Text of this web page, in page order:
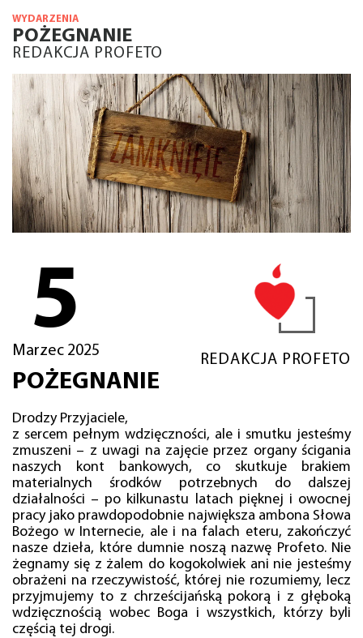
WYDARZENIA
POŻEGNANIE
REDAKCJA PROFETO
5
Marzec 2025
REDAKCJA PROFETO
POŻEGNANIE
Drodzy Przyjaciele,
z sercem pełnym wdzięczności, ale i smutku jesteśmy
zmuszeni – z uwagi na zajęcie przez organy ścigania
naszych kont bankowych, co skutkuje brakiem
materialnych środków potrzebnych do dalszej
działalności – po kilkunastu latach pięknej i owocnej
pracy jako prawdopodobnie największa ambona Słowa
Bożego w Internecie, ale i na falach eteru, zakończyć
nasze dzieła, które dumnie noszą nazwę Profeto. Nie
żegnamy się z żalem do kogokolwiek ani nie jesteśmy
obrażeni na rzeczywistość, której nie rozumiemy, lecz
przyjmujemy to z chrześcijańską pokorą i z głęboką
wdzięcznością wobec Boga i wszystkich, którzy byli
częścią tej drogi.